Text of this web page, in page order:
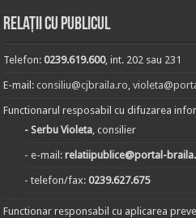
Relații cu publicul
Telefon:0239.619.600, int. 202 sau 231
E-mail:consiliu@cjbraila.ro,
Functionarul resposabil cu difuzarea
- Serbu Violeta, consilier
- e-mail:relatiipublice@portal-
- telefon/fax:0239.627.675
Functionar responsabil cu aplicarea